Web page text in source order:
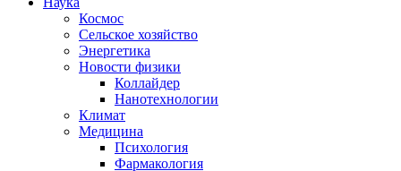
Космос
Сельское хозяйство
Энергетика
Новости физики
Коллайдер
Нанотехнологии
Климат
Медицина
Психология
Фармакология